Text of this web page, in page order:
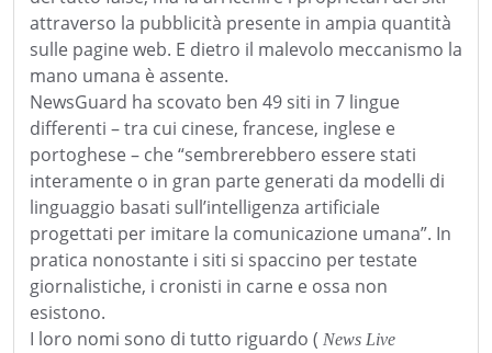
attraverso la pubblicità presente in ampia quantità
sulle pagine web. E dietro il malevolo meccanismo la
mano umana è assente.
NewsGuard ha scovato ben 49 siti in 7 lingue
differenti – tra cui cinese, francese, inglese e
portoghese – che “sembrerebbero essere stati
interamente o in gran parte generati da modelli di
linguaggio basati sull’intelligenza artificiale
progettati per imitare la comunicazione umana”. In
pratica nonostante i siti si spaccino per testate
giornalistiche, i cronisti in carne e ossa non
esistono.
I loro nomi sono di tutto riguardo ( News Live